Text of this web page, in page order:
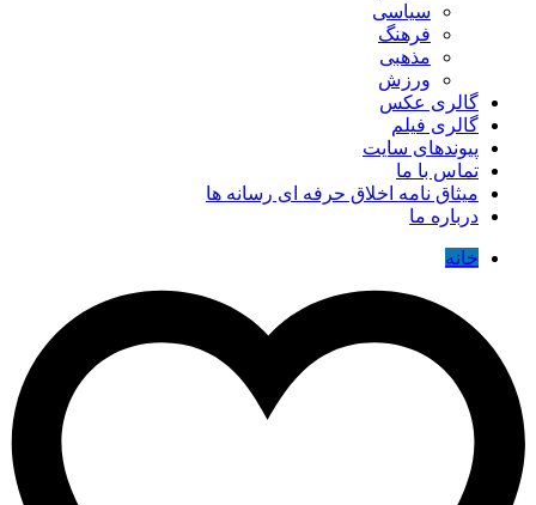
سیاسی
فرهنگ
مذهبی
ورزش
گالری عکس
گالری فیلم
پیوندهای سایت
تماس با ما
میثاق نامه اخلاق حرفه ای رسانه ها
درباره ما
خانه